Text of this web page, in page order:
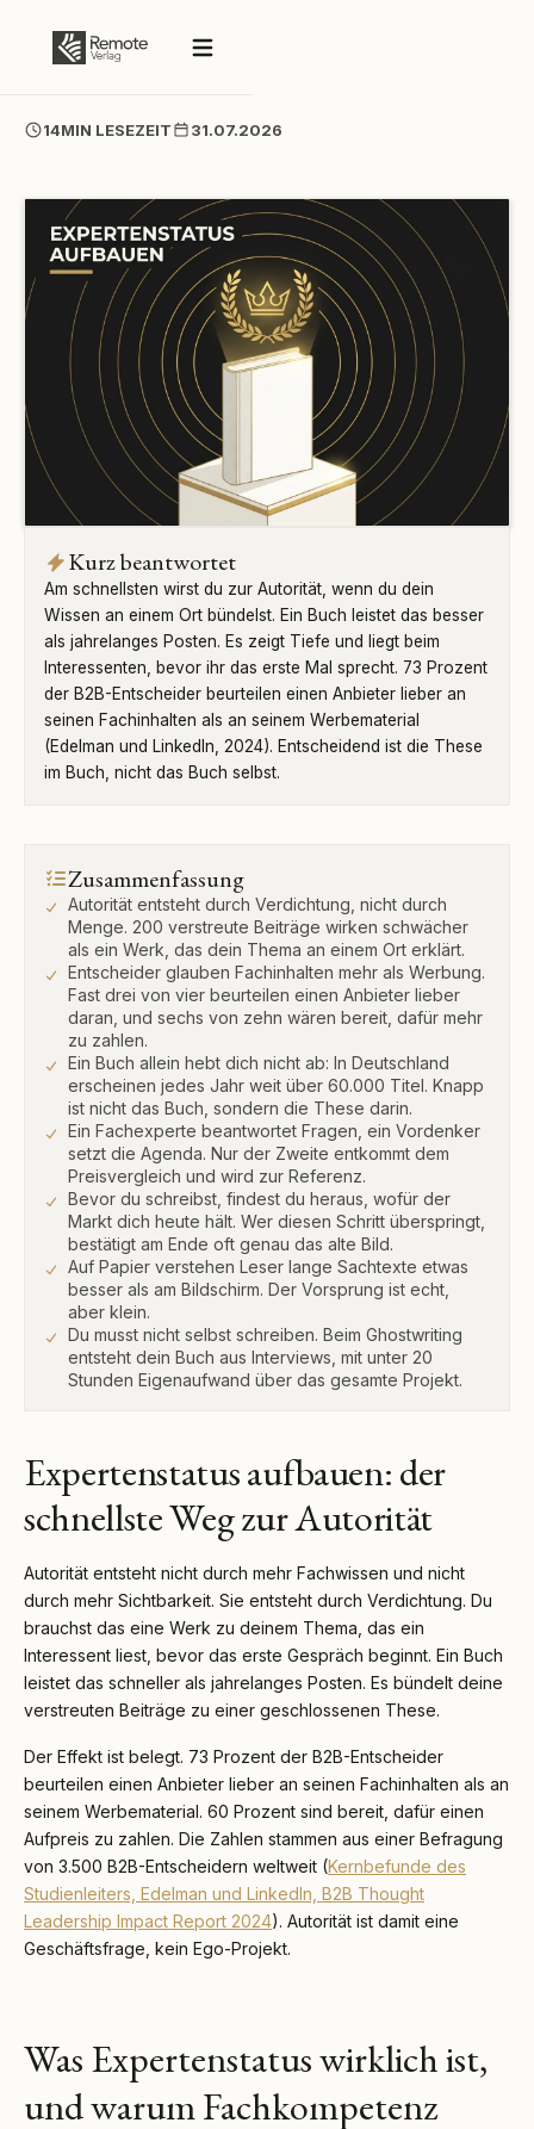
14MIN LESEZEIT 31.07.2026
Kurz beantwortet
Am schnellsten wirst du zur Autorität, wenn du dein
Wissen an einem Ort bündelst. Ein Buch leistet das besser
als jahrelanges Posten. Es zeigt Tiefe und liegt beim
Interessenten, bevor ihr das erste Mal sprecht. 73 Prozent
der B2B-Entscheider beurteilen einen Anbieter lieber an
seinen Fachinhalten als an seinem Werbematerial
(Edelman und LinkedIn, 2024). Entscheidend ist die These
im Buch, nicht das Buch selbst.
Zusammenfassung
Autorität entsteht durch Verdichtung, nicht durch
Menge. 200 verstreute Beiträge wirken schwächer
als ein Werk, das dein Thema an einem Ort erklärt.
Entscheider glauben Fachinhalten mehr als Werbung.
Fast drei von vier beurteilen einen Anbieter lieber
daran, und sechs von zehn wären bereit, dafür mehr
zu zahlen.
Ein Buch allein hebt dich nicht ab: In Deutschland
erscheinen jedes Jahr weit über 60.000 Titel. Knapp
ist nicht das Buch, sondern die These darin.
Ein Fachexperte beantwortet Fragen, ein Vordenker
setzt die Agenda. Nur der Zweite entkommt dem
Preisvergleich und wird zur Referenz.
Bevor du schreibst, findest du heraus, wofür der
Markt dich heute hält. Wer diesen Schritt überspringt,
bestätigt am Ende oft genau das alte Bild.
Auf Papier verstehen Leser lange Sachtexte etwas
besser als am Bildschirm. Der Vorsprung ist echt,
aber klein.
Du musst nicht selbst schreiben. Beim Ghostwriting
entsteht dein Buch aus Interviews, mit unter 20
Stunden Eigenaufwand über das gesamte Projekt.
Expertenstatus aufbauen: der
schnellste Weg zur Autorität
Autorität entsteht nicht durch mehr Fachwissen und nicht
durch mehr Sichtbarkeit. Sie entsteht durch Verdichtung. Du
brauchst das eine Werk zu deinem Thema, das ein
Interessent liest, bevor das erste Gespräch beginnt. Ein Buch
leistet das schneller als jahrelanges Posten. Es bündelt deine
verstreuten Beiträge zu einer geschlossenen These.
Der Effekt ist belegt. 73 Prozent der B2B-Entscheider
beurteilen einen Anbieter lieber an seinen Fachinhalten als an
seinem Werbematerial. 60 Prozent sind bereit, dafür einen
Aufpreis zu zahlen. Die Zahlen stammen aus einer Befragung
von 3.500 B2B-Entscheidern weltweit (Kernbefunde des
Studienleiters, Edelman und LinkedIn, B2B Thought
Leadership Impact Report 2024). Autorität ist damit eine
Geschäftsfrage, kein Ego-Projekt.
Was Expertenstatus wirklich ist,
und warum Fachkompetenz